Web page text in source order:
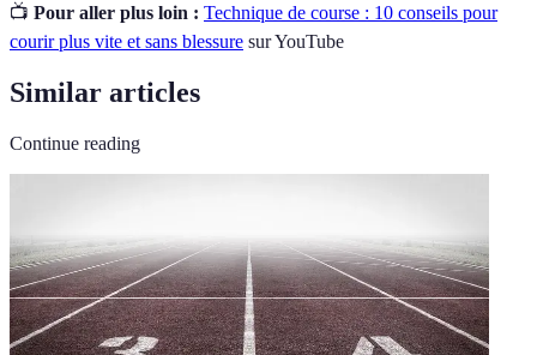
📺 Pour aller plus loin : Technique de course : 10 conseils pour
courir plus vite et sans blessure sur YouTube
Similar articles
Continue reading